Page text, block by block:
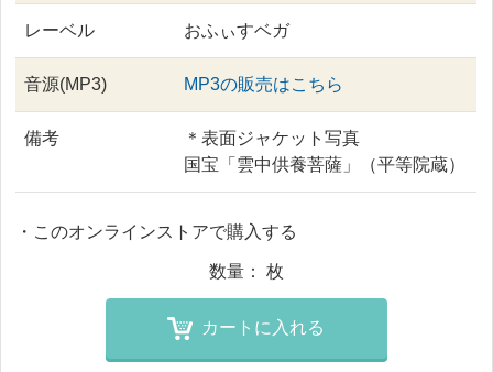
レーベル おふぃすベガ
音源(MP3) MP3の販売はこちら
備考
＊表面ジャケット写真
国宝「雲中供養菩薩」（平等院蔵）
・このオンラインストアで購入する
数量： 枚
カートに入れる